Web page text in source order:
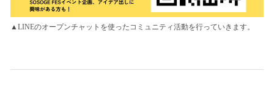
▲LINEのオープンチャットを使ったコミュニティ活動を行っていきます。